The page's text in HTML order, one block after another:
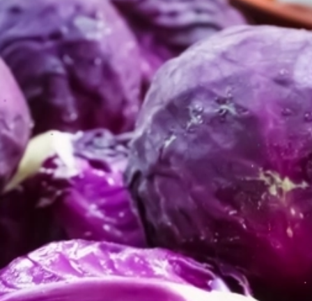
Đang mở https://erci.edu.vn/tac-hai-cua-bap-cai-tim